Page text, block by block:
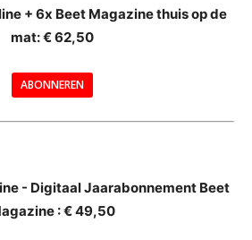
+ 6x Beet Magazine thuis op de
mat: € 62,50
ABONNEREN
- Digitaal Jaarabonnement Beet
: € 49,50